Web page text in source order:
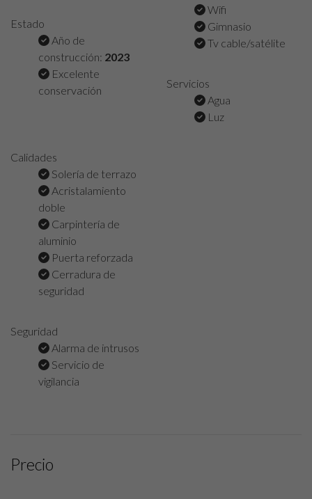
Estado
Año de
construcción: 2023
Excelente
conservación
Wifi
Gimnasio
Tv cable/satélite
Servicios
Agua
Luz
Calidades
Solería de terrazo
Acristalamiento
doble
Carpintería de
aluminio
Puerta reforzada
Cerradura de
seguridad
Seguridad
Alarma de intrusos
Servicio de
vigilancia
Precio